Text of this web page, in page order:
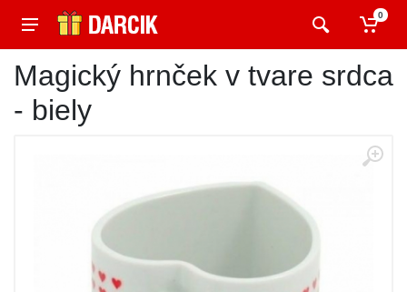
0
Magický hrnček v tvare srdca
- biely